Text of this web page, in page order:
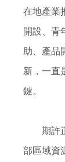
在地產業
開設、青
助、產品
新，一直
鍵。
部區域資